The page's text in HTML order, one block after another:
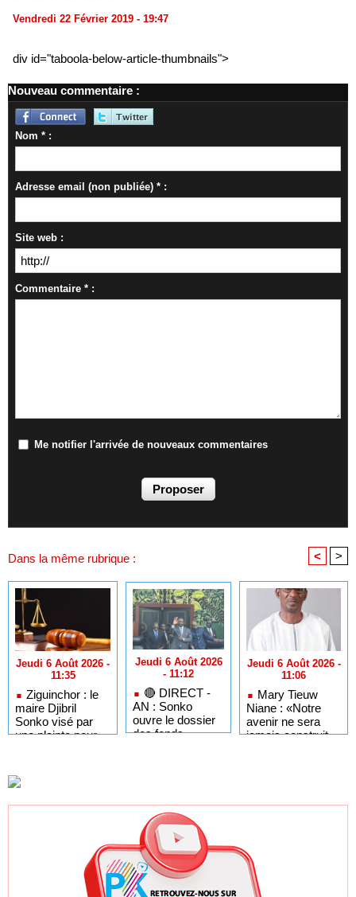
Vendredi 22 Février 2019 - 19:47
div id="taboola-below-article-thumbnails">
Nouveau commentaire :
Nom * :
Adresse email (non publiée) * :
Site web :
Commentaire * :
Me notifier l'arrivée de nouveaux commentaires
Dans la même rubrique : < >
Jeudi 6 Août 2026 -
11:35
Ziguinchor : le
maire Djibril
Sonko visé par
une plainte pour
Jeudi 6 Août 2026
- 11:12
🔴​ DIRECT -
AN : Sonko
ouvre le dossier
des fonds
Jeudi 6 Août 2026 -
11:06
Mary Tieuw
Niane : «Notre
avenir ne sera
jamais construit